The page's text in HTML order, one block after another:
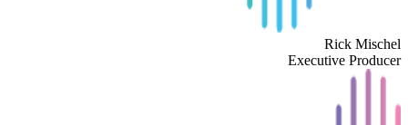
Rick Mischel
Executive Producer